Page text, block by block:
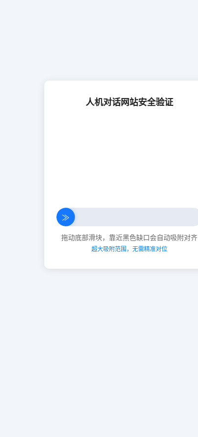
人机对话网站安全验证
≫
拖动底部滑块，靠近黑色缺口会自动吸附对齐
超大吸附范围，无需精准对位